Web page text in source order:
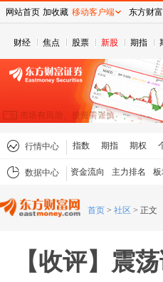
财经 焦点 股票 新股 期指
行情中心 指数 期指 期权
数据中心 资金流向 主力排名
首页 > 社区 > 正文
【收评】震
网站首页 加收藏 移动客户端 东方财富